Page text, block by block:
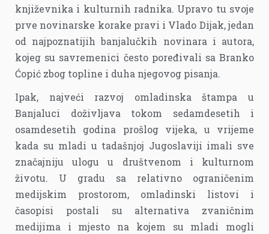
književnika i kulturnih radnika. Upravo tu svoje
prve novinarske korake pravi i Vlado Dijak, jedan
od najpoznatijih banjalučkih novinara i autora,
kojeg su savremenici često poređivali sa Branko
Ćopić zbog topline i duha njegovog pisanja.
Ipak, najveći razvoj omladinska štampa u
Banjaluci doživljava tokom sedamdesetih i
osamdesetih godina prošlog vijeka, u vrijeme
kada su mladi u tadašnjoj Jugoslaviji imali sve
značajniju ulogu u društvenom i kulturnom
životu. U gradu sa relativno ograničenim
medijskim prostorom, omladinski listovi i
časopisi postali su alternativa zvaničnim
medijima i mjesto na kojem su mladi mogli